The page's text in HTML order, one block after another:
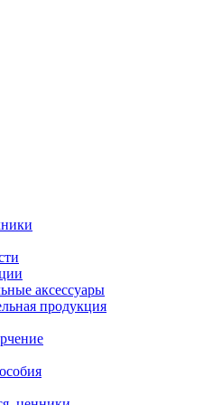
аксессуары
продукция